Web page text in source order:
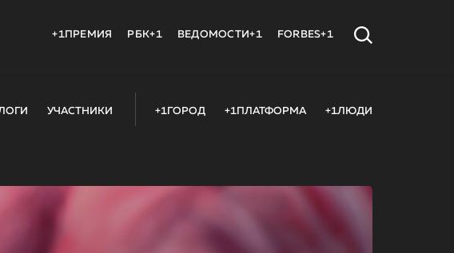
+1ПРЕМИЯ РБК+1 ВЕДОМОСТИ+1 FORBES+1
УЧАСТНИКИ +1ГОРОД +1ПЛАТФОРМА +1ЛЮДИ